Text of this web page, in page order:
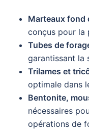
Marteaux fond
conçus pour la
Tubes de
garantissant la
Trilames et
optimale dans
Bentonite,
nécessaires
opérations de